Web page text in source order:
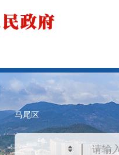
马尾区